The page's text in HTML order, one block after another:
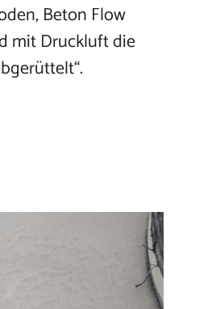
Beton Flow
mit Druckluft die